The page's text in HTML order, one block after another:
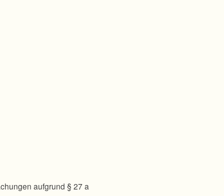
aufgrund § 27 a